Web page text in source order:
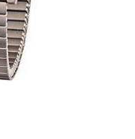
zum